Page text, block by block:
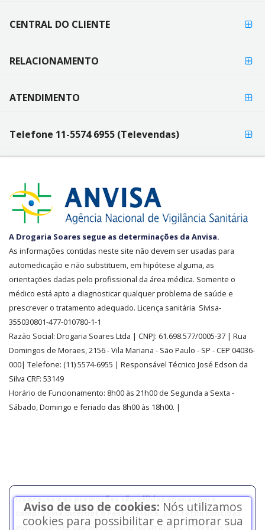
CENTRAL DO CLIENTE
RELACIONAMENTO
ATENDIMENTO
Telefone 11-5574 6955 (Televendas)
A Drogaria Soares segue as determinações da Anvisa.
As informações contidas neste site não devem ser usadas para
automedicação e não substituem, em hipótese alguma, as
orientações dadas pelo profissional da área médica. Somente o
médico está apto a diagnosticar qualquer problema de saúde e
prescrever o tratamento adequado. Licença sanitária Sivisa-
355030801-477-010780-1-1
Razão Social: Drogaria Soares Ltda | CNPJ: 61.698.577/0005-37 | Rua
Domingos de Moraes, 2156-Vila Mariana - São Paulo - SP - CEP 04036-
000| Telefone: (11)5574-6955 | Responsável Técnico José Edson da
Silva CRF: 53149
Horário de Funcionamento: 8h00 às 21h00 de Segunda a Sexta -
Sábado, Domingo e feriado das 8h00 às 18h00. |
Os preços e as promoções são válidos apenas para
compras via internet e Pessoa Física. | As fotos contidas
em nosso site são meramente ilustrativas. | *Preços e
Aviso de uso de cookies: Nós utilizamos
cookies para possibilitar e aprimorar sua